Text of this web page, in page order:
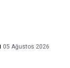
05 Ağustos 2026